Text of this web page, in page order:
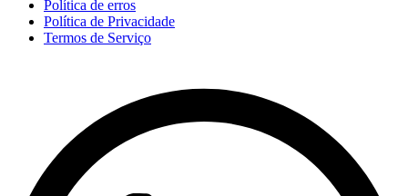
Política de erros
Política de Privacidade
Termos de Serviço